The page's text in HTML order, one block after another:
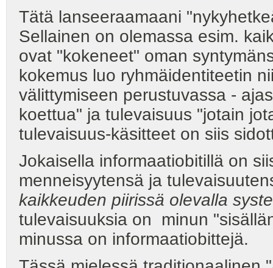
Tätä lanseeraamaani
Sellainen on olemassa esim.
ovat "kokeneet" oman
kokemus luo ryhmäidentiteetin
välittymiseen perustuvassa -
koettua" ja tulevaisuus "jotain
tulevaisuus-käsitteet on siis
Jokaisella informaatiobitillä on
menneisyytensä ja
kaikkeuden piirissä olevalla
tulevaisuuksia on minun
minussa on informaatiobittejä.